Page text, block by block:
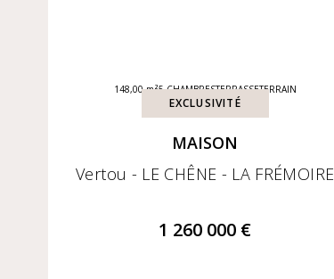
148,00 m²5 CHAMBRESTERRASSETERRAIN
EXCLUSIVITÉ
MAISON
Vertou - LE CHÊNE - LA FRÉMOIRE
1 260 000 €